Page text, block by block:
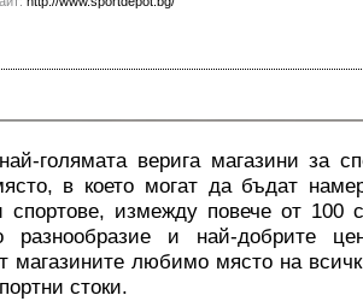
голямата верига магазини за
в което могат да бъдат
спортове, измежду повече от 100
разнообразие и най-добрите
магазините любимо място на
стоки.